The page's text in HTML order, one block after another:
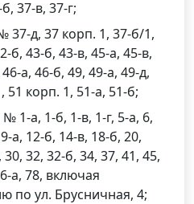
37-в, 37-г;
37-д, 37 корп. 1, 37-б/1,
б, 43-б, 43-в, 45-а, 45-в,
а, 46-б, 49, 49-а, 49-д,
51 корп. 1, 51-а, 51-б;
1-а, 1-б, 1-в, 1-г, 5-а, 6,
а, 12-б, 14-в, 18-б, 20,
32, 32-б, 34, 37, 41, 45,
а, 78, включая
по ул. Брусничная, 4;